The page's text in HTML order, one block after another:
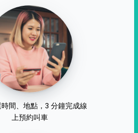
間、地點，3 分鐘完成線
上預約叫車